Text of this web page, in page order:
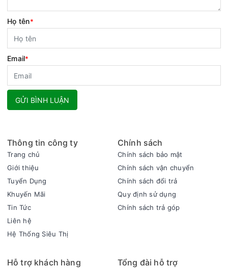
Họ tên*
Email*
GỬI BÌNH LUẬN
Thông tin công ty
Trang chủ
Giới thiệu
Tuyển Dụng
Khuyến Mãi
Tin Tức
Liên hệ
Hệ Thống Siêu Thị
Chính sách
Chính sách bảo mật
Chính sách vận chuyển
Chính sách đổi trả
Quy định sử dụng
Chính sách trả góp
Hỗ trợ khách hàng Tổng đài hỗ trợ